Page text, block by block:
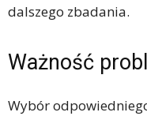
dalszego zbadania.
Ważność
Wybór